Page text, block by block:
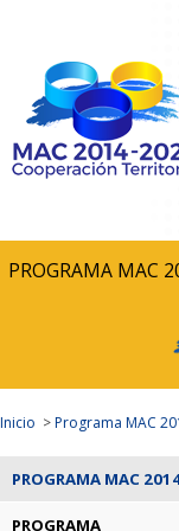
PROGRAMA MAC
Inicio >Programa MAC
PROGRAMA MAC
PROGRAMA